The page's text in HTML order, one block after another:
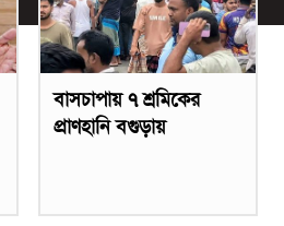
বাসচাপায় ৭ শ্রমিকের
প্রাণহানি বগুড়ায়